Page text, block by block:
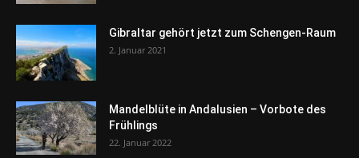
Gibraltar gehört jetzt zum Schengen-Raum
2. Januar 2021
Mandelblüte in Andalusien – Vorbote des
Frühlings
22. Januar 2022